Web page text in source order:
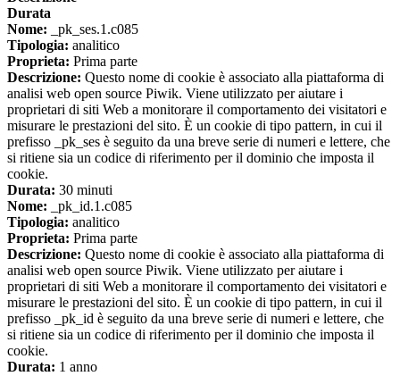
Durata
Nome: _pk_ses.1.c085
Tipologia: analitico
Proprieta: Prima parte
Descrizione: Questo nome di cookie è associato alla piattaforma di
analisi web open source Piwik. Viene utilizzato per aiutare i
proprietari di siti Web a monitorare il comportamento dei visitatori e
misurare le prestazioni del sito. È un cookie di tipo pattern, in cui il
prefisso _pk_ses è seguito da una breve serie di numeri e lettere, che
si ritiene sia un codice di riferimento per il dominio che imposta il
cookie.
Durata: 30 minuti
Nome: _pk_id.1.c085
Tipologia: analitico
Proprieta: Prima parte
Descrizione: Questo nome di cookie è associato alla piattaforma di
analisi web open source Piwik. Viene utilizzato per aiutare i
proprietari di siti Web a monitorare il comportamento dei visitatori e
misurare le prestazioni del sito. È un cookie di tipo pattern, in cui il
prefisso _pk_id è seguito da una breve serie di numeri e lettere, che
si ritiene sia un codice di riferimento per il dominio che imposta il
cookie.
Durata: 1 anno